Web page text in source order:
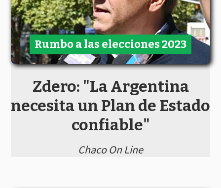
Zdero: "La Argentina
necesita un Plan de Estado
confiable"
Chaco On Line
Rumbo a las elecciones 2023